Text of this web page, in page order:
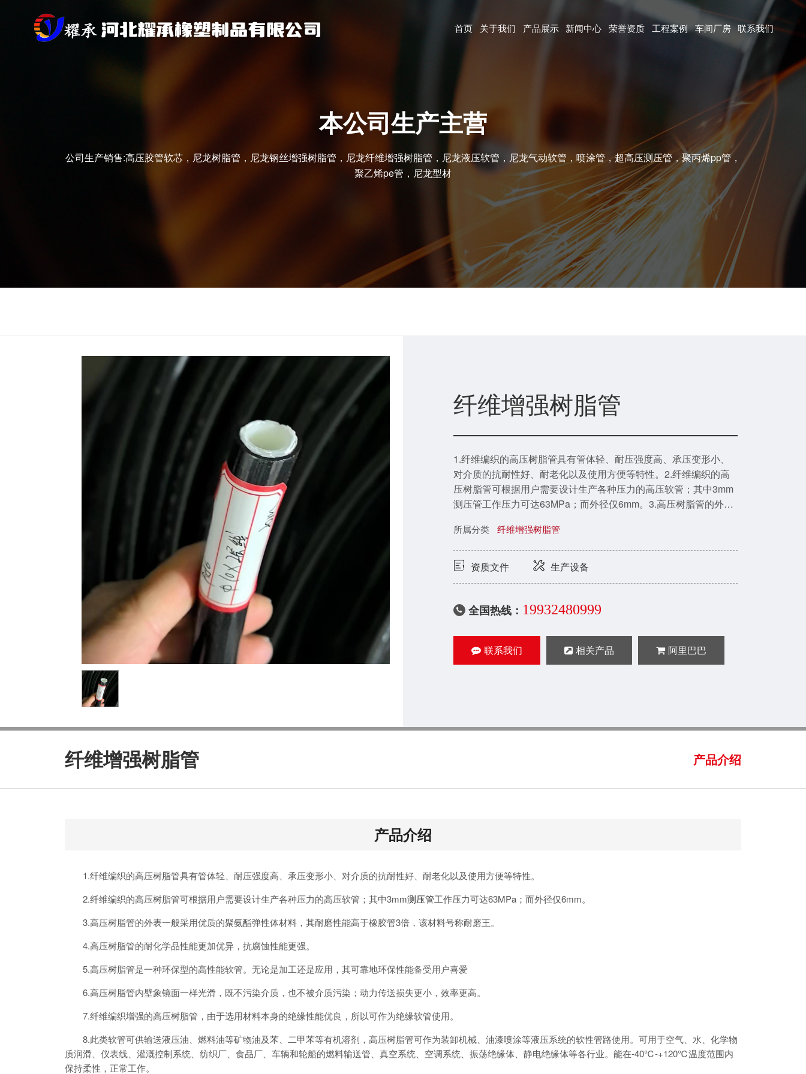
首页 关于我们 产品展示 新闻中心 荣誉资质 工程案例 车间厂房 联系我们
本公司生产主营
公司生产销售:高压胶管软芯，尼龙树脂管，尼龙钢丝增强树脂管，尼龙纤维增强树脂管，尼龙液压软管，尼龙气动软管，喷涂管，超高压测压管，聚丙烯pp管，
聚乙烯pe管，尼龙型材
纤维增强树脂管
1.纤维编织的高压树脂管具有管体轻、耐压强度高、承压变形小、
对介质的抗耐性好、耐老化以及使用方便等特性。2.纤维编织的高
压树脂管可根据用户需要设计生产各种压力的高压软管；其中3mm
测压管工作压力可达63MPa；而外径仅6mm。3.高压树脂管的外表
材料号称耐磨
所属分类 纤维增强树脂管
资质文件 生产设备
全国热线： 19932480999
联系我们 相关产品 阿里巴巴
纤维增强树脂管 产品介绍
产品介绍
1.纤维编织的高压树脂管具有管体轻、耐压强度高、承压变形小、对介质的抗耐性好、耐老化以及使用方便等特性。
2.纤维编织的高压树脂管可根据用户需要设计生产各种压力的高压软管；其中3mm测压管工作压力可达63MPa；而外径仅6mm。
3.高压树脂管的外表一般采用优质的聚氨酯弹性体材料，其耐磨性能高于橡胶管3倍，该材料号称耐磨王。
4.高压树脂管的耐化学品性能更加优异，抗腐蚀性能更强。
5.高压树脂管是一种环保型的高性能软管。无论是加工还是应用，其可靠地环保性能备受用户喜爱
6.高压树脂管内壁象镜面一样光滑，既不污染介质，也不被介质污染；动力传送损失更小，效率更高。
7.纤维编织增强的高压树脂管，由于选用材料本身的绝缘性能优良，所以可作为绝缘软管使用。
8.此类软管可供输送液压油、燃料油等矿物油及苯、二甲苯等有机溶剂，高压树脂管可作为装卸机械、油漆喷涂等液压系统的软性管路使用。可用于空气、水、化学物
质润滑、仪表线、灌溉控制系统、纺织厂、食品厂、车辆和轮船的燃料输送管、真空系统、空调系统、振荡绝缘体、静电绝缘体等各行业。能在-40℃-+120℃温度范围内
保持柔性，正常工作。